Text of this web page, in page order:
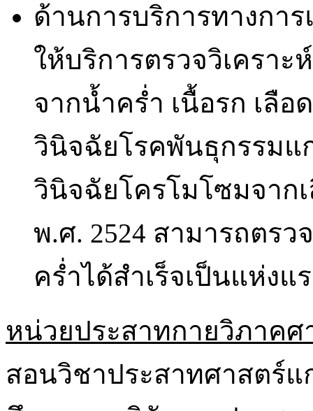
ด้านการบริการทางกา
ให้บริการตรวจวิเครา
จากน้ำคร่ำ เนื้อรก เลื
วินิจฉัยโรคพันธุกรรมแ
วินิจฉัยโครโมโซมจาก
พ.ศ. 2524 สามารถตร
คร่ำได้สำเร็จเป็นแห่ง
หน่วยประสาทกายวิภาคศ
สอนวิชาประสาทศาสตร์